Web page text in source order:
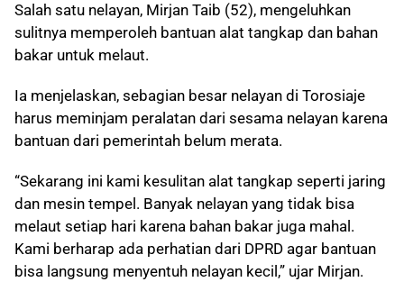
Salah satu nelayan, Mirjan Taib (52), mengeluhkan
sulitnya memperoleh bantuan alat tangkap dan bahan
bakar untuk melaut.
Ia menjelaskan, sebagian besar nelayan di Torosiaje
harus meminjam peralatan dari sesama nelayan karena
bantuan dari pemerintah belum merata.
“Sekarang ini kami kesulitan alat tangkap seperti jaring
dan mesin tempel. Banyak nelayan yang tidak bisa
melaut setiap hari karena bahan bakar juga mahal.
Kami berharap ada perhatian dari DPRD agar bantuan
bisa langsung menyentuh nelayan kecil,” ujar Mirjan.